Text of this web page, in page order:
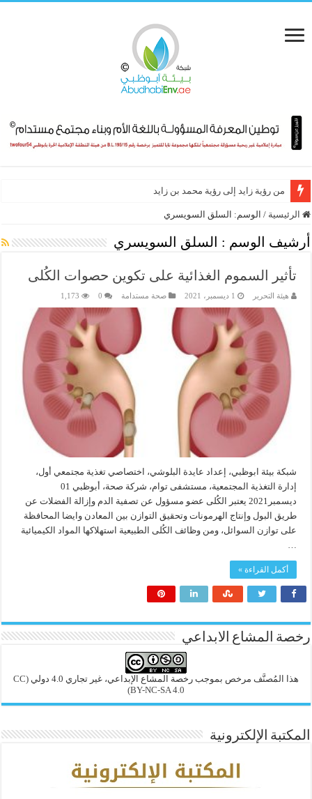
من رؤية زايد إلى رؤية محمد بن زايد
الرئيسية / الوسم: السلق السويسري
أرشيف الوسم : السلق السويسري
تأثير السموم الغذائية على تكوين حصوات الكُلى
هيئة التحرير 1 ديسمبر، 2021 صحة مستدامة 0
1,173
شبكة بيئة ابوظبي، إعداد عايدة البلوشي، اختصاصي تغذية مجتمعي أول،
إدارة التغذية المجتمعية، مستشفى توام، شركة صحة، أبوظبي 01
ديسمبر2021 يعتبر الكُلى عضو مسؤول عن تصفية الدم وإزالة الفضلات عن
طريق البول وإنتاج الهرمونات وتحقيق التوازن بين المعادن وايضا المحافظة
على توازن السوائل، ومن وظائف الكُلى الطبيعية استهلاكها المواد الكيميائية
…
أكمل القراءة »
رخصة المشاع الابداعي
هذا المُصنَّف مرخص بموجب رخصة المشاع الإبداعي، غير تجاري 4.0 دولي
(CC
BY-NC-SA 4.0)
المكتبة الإلكترونية